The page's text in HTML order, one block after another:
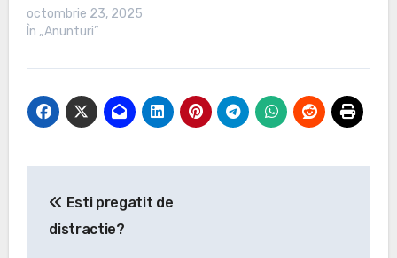
octombrie 23, 2025
În „Anunturi”
Esti pregatit de
distractie?